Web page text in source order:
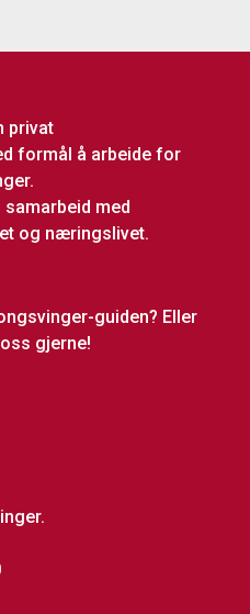
privat
formål å arbeide for
med
og næringslivet.
guiden? Eller
gjerne!